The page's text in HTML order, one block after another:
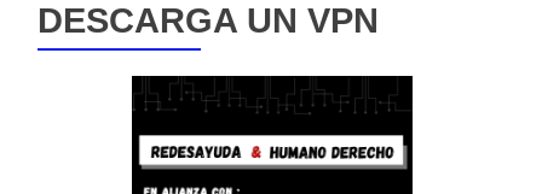
DESCARGA UN VPN